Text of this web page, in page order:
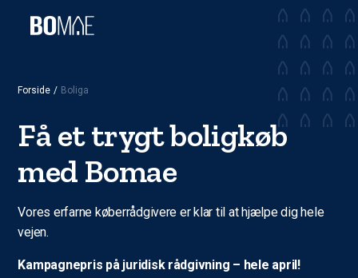
Forside / Boliga
Få et trygt boligkøb
med Bomae
Vores erfarne køberrådgivere er klar til at hjælpe dig hele
vejen.
Kampagnepris på juridisk rådgivning – hele april!